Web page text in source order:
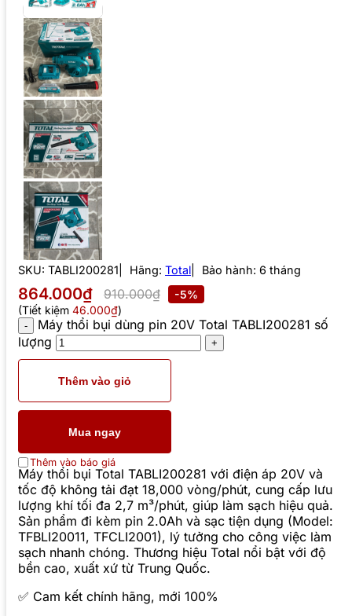
SKU: TABLI200281 Hãng: Total Bảo hành: 6 tháng
864.000₫ 910.000₫
-5%
(Tiết kiệm 46.000₫)
Máy thổi bụi dùng pin 20V Total TABLI200281 số
lượng
Thêm vào giỏ
Mua ngay
Thêm vào báo giá
Máy thổi bụi Total TABLI200281 với điện áp 20V và
tốc độ không tải đạt 18,000 vòng/phút, cung cấp lưu
lượng khí tối đa 2,7 m³/phút, giúp làm sạch hiệu quả.
Sản phẩm đi kèm pin 2.0Ah và sạc tiện dụng (Model:
TFBLI20011, TFCLI2001), lý tưởng cho công việc làm
sạch nhanh chóng. Thương hiệu Total nổi bật với độ
bền cao, xuất xứ từ Trung Quốc.
✅ Cam kết chính hãng, mới 100%